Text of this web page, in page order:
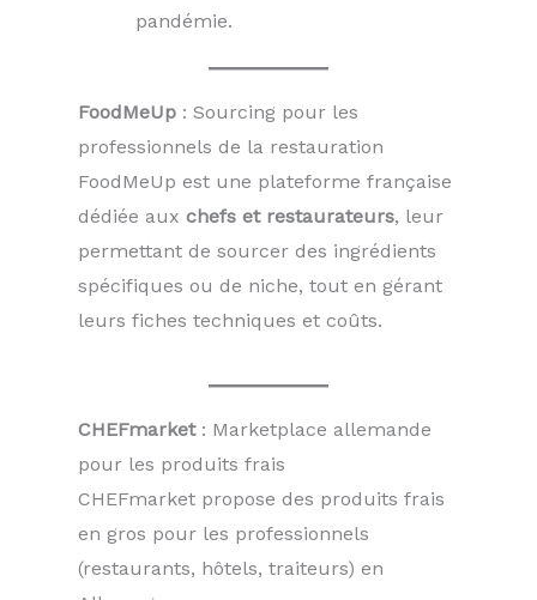
pandémie.
FoodMeUp : Sourcing pour les
professionnels de la restauration
FoodMeUp est une plateforme française
dédiée aux chefs et restaurateurs, leur
permettant de sourcer des ingrédients
spécifiques ou de niche, tout en gérant
leurs fiches techniques et coûts.
CHEFmarket: Marketplace allemande
pour les produits frais
CHEFmarket propose des produits frais
en gros pour les professionnels
(restaurants, hôtels, traiteurs) en